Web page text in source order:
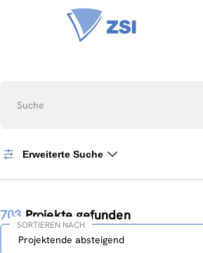
Suche
Erweiterte Suche
703 Projekte gefunden
Sortieren
nachProjektende absteigend
SORTIEREN NACH